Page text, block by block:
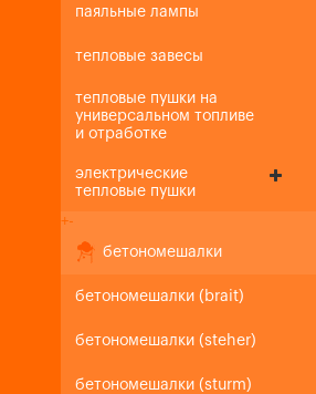
паяльные лампы
тепловые завесы
тепловые пушки на
универсальном топливе
и отработке
электрические
тепловые пушки
+-
бетономешалки
бетономешалки (brait)
бетономешалки (steher)
бетономешалки (sturm)